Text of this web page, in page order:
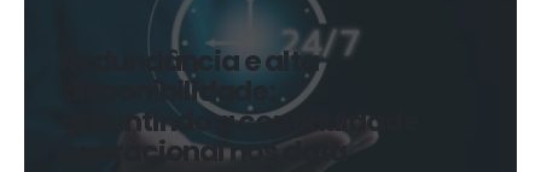
Redundância e alta
disponibilidade:
garantindo a continuidade
operacional nos data